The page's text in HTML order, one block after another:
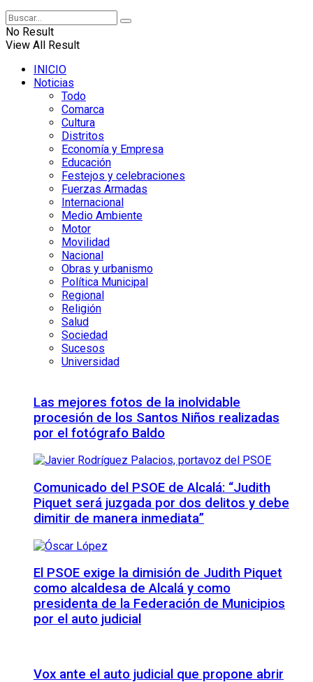
No Result
View All Result
INICIO
Noticias
Todo
Comarca
Cultura
Distritos
Economía y Empresa
Educación
Festejos y celebraciones
Fuerzas Armadas
Internacional
Medio Ambiente
Motor
Movilidad
Nacional
Obras y urbanismo
Política Municipal
Regional
Religión
Salud
Sociedad
Sucesos
Universidad
Las mejores fotos de la inolvidable
procesión de los Santos Niños realizadas
por el fotógrafo Baldo
Comunicado del PSOE de Alcalá: “Judith
Piquet será juzgada por dos delitos y debe
dimitir de manera inmediata”
El PSOE exige la dimisión de Judith Piquet
como alcaldesa de Alcalá y como
presidenta de la Federación de Municipios
por el auto judicial
Vox ante el auto judicial que propone abrir